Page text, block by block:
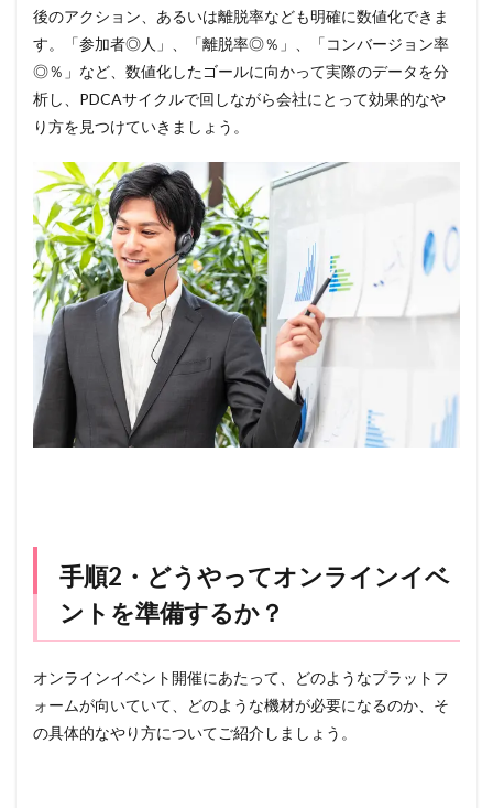
後のアクション、あるいは離脱率なども明確に数値化できま
す。「参加者◎人」、「離脱率◎％」、「コンバージョン率
◎％」など、数値化したゴールに向かって実際のデータを分
析し、PDCAサイクルで回しながら会社にとって効果的なや
り方を見つけていきましょう。
手順2・どうやってオンラインイベ
ントを準備するか？
オンラインイベント開催にあたって、どのようなプラットフ
ォームが向いていて、どのような機材が必要になるのか、そ
の具体的なやり方についてご紹介しましょう。